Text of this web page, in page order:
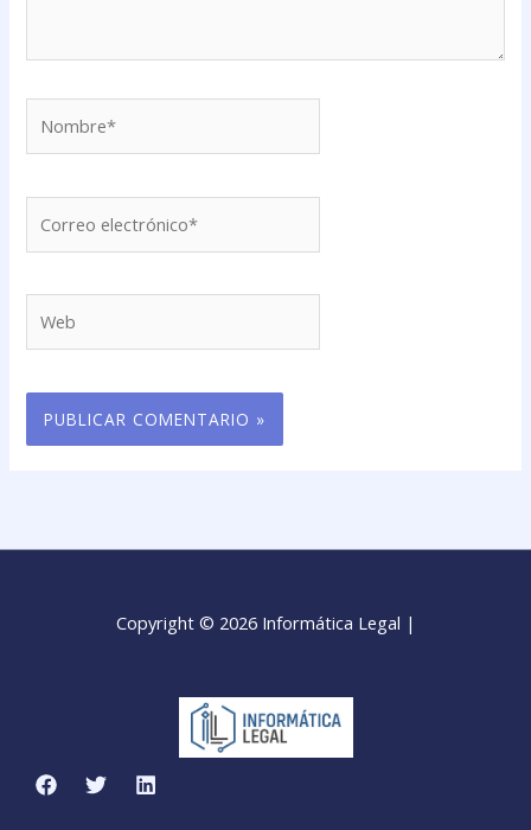
electrónico*
Copyright © 2026 Informática Legal |